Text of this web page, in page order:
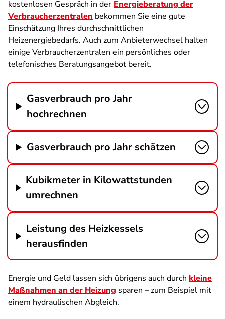
kostenlosen Gespräch in der Energieberatung der
Verbraucherzentralen bekommen Sie eine gute
Einschätzung Ihres durchschnittlichen
Heizenergiebedarfs. Auch zum Anbieterwechsel halten
einige Verbraucherzentralen ein persönliches oder
telefonisches Beratungsangebot bereit.
Gasverbrauch pro Jahr
hochrechnen
Gasverbrauch pro Jahr schätzen
Kubikmeter in Kilowattstunden
umrechnen
Leistung des Heizkessels
herausfinden
Energie und Geld lassen sich übrigens auch durch kleine
Maßnahmen an der Heizung sparen – zum Beispiel mit
einem hydraulischen Abgleich.